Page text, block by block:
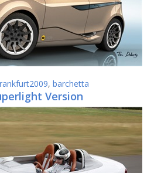
, barchetta
Version